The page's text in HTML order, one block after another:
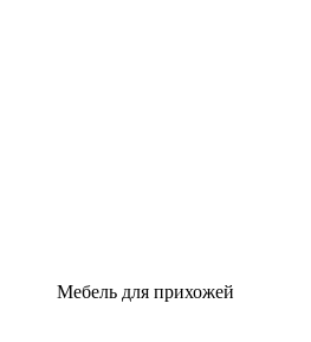
Мебель для прихожей